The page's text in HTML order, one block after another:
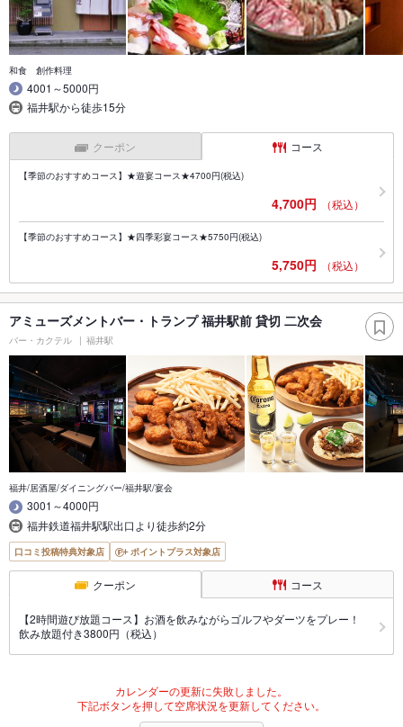
和食 創作料理
4001～5000円
福井駅から徒歩15分
クーポン コース
【季節のおすすめコース】★遊宴コース★4700円(税込)
4,700円 （税込）
【季節のおすすめコース】★四季彩宴コース★5750円(税込)
5,750円 （税込）
アミューズメントバー・トランプ 福井駅前 貸切 二次会
バー・カクテル 福井駅
福井/居酒屋/ダイニングバー/福井駅/宴会
3001～4000円
福井鉄道福井駅駅出口より徒歩約2分
口コミ投稿特典対象店 ポイントプラス対象店
クーポン コース
【2時間遊び放題コース】お酒を飲みながらゴルフやダーツをプレー！
飲み放題付き3800円（税込）
カレンダーの更新に失敗しました。
下記ボタンを押して空席状況を更新してください。